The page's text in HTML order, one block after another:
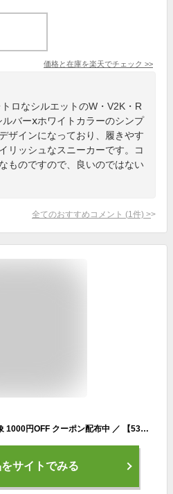
価格と在庫を楽天でチェック >>
ロなシルエットのW・V2K・R
バーⅹホワイトカラーのシンプ
ザインになっており、履きやす
リッシュなスニーカーです。コ
ものですので、良いのではない
全てのおすすめコメント (1 件) >
＼ 3/8から3日間限定★全品対象 1000円OFF クーポン配布中 ／ 【53%OFF 3,699円 】 《javaジャバ 別注》送料無料 靴 スニーカー レディース RETRO BERG レトロバーグ 厚底スニーカー 男女兼用 アウトドア 春 夏 2024ss クラシカルエルフ jv1129011
サイトでみる